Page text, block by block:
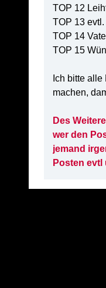
TOP 12
TOP 13
TOP 14
TOP 15
Ich bitte alle
machen,
Des
wer den
jemand
Posten